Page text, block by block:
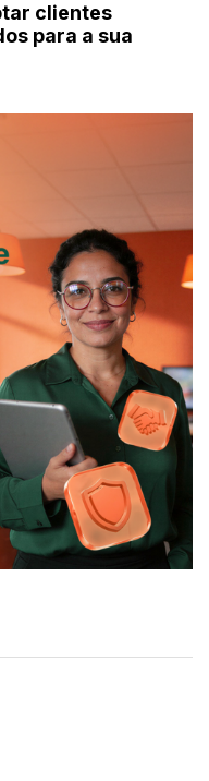
clientes
para a sua